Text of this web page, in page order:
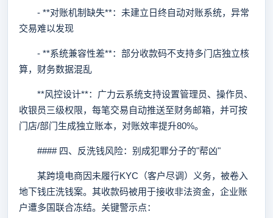
- **对账机制缺失**：未建立日终自动对账系统，异常
交易难以发现
- **系统兼容性差**：部分收款码不支持多门店独立核
算，财务数据混乱
**风控设计**：广力云系统支持设置管理员、操作员、
收银员三级权限，每笔交易自动推送至财务邮箱，并可按
门店/部门生成独立账本，对账效率提升80%。
#### 四、反洗钱风险：别成犯罪分子的"帮凶"
某跨境电商因未履行KYC（客户尽调）义务，被卷入
地下钱庄洗钱案。其收款码被用于接收非法资金，企业账
户遭多国联合冻结。关键警示点：